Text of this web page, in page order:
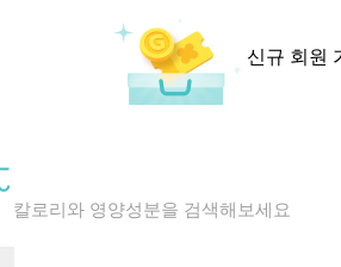
신규 회원
혈당 · 다이어트 음식 검색해보세요